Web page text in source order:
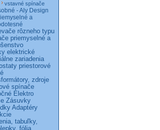
vstavné spínače
- Aly Design
a
rôzneho typu
priemyselné a
elektrické
zariadenia
priestorové
zdroje
spínače
Elektro
Zásuvky
Adaptéry
tabuľky,
fólia